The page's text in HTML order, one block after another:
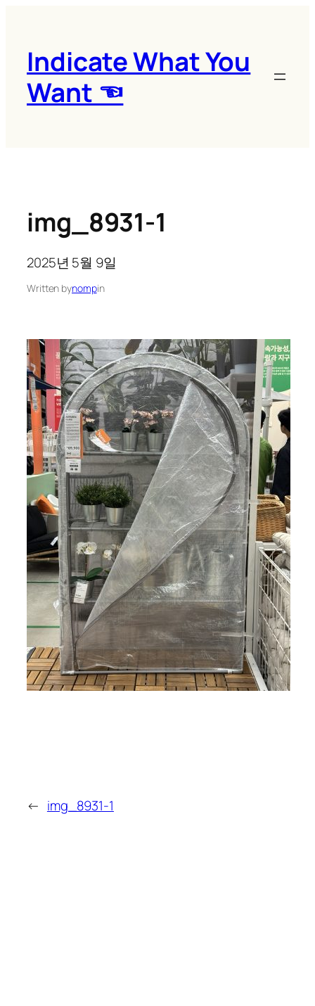
Indicate What You
Want ☜
img_8931-1
2025년 5월 9일
Written bynompin
← img_8931-1